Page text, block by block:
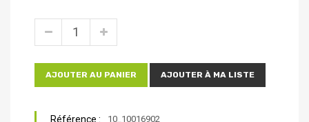
AJOUTER AU PANIER AJOUTER À MA LISTE
Référence : 10_10016902